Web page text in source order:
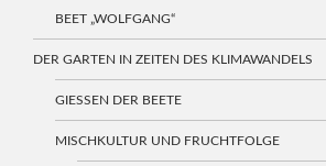
BEET „WOLFGANG“
DER GARTEN IN ZEITEN DES KLIMAWANDELS
GIESSEN DER BEETE
MISCHKULTUR UND FRUCHTFOLGE